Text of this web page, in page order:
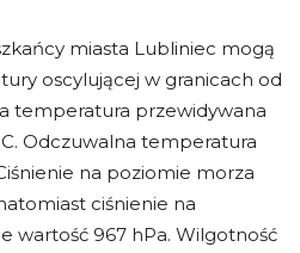
miasta Lubliniec mogą
oscylującej w granicach od
temperatura przewidywana
Odczuwalna temperatura
na poziomie morza
ciśnienie na
wartość 967 hPa. Wilgotność